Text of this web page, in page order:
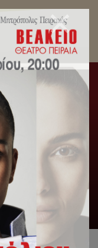
/
Τό Οὐκρανικό